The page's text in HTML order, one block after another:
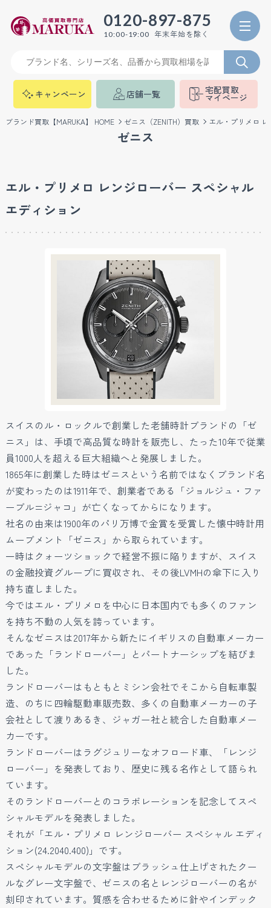
0120-897-875
10:00-19:00 年末年始を除く
キャンペーン 店舗一覧 宅配買取
マイページ
ブランド買取【MARUKA】 HOME ゼニス（ZENITH）買取 エル・プリメロ
ゼニス
エル・プリメロ レンジローバー スペシャル
エディション
スイスのル・ロックルで創業した老舗時計ブランドの「ゼ
ニス」は、手頃で高品質な時計を販売し、たった10年で従業
員1000人を超える巨大組織へと発展しました。
1865年に創業した時はゼニスという名前ではなくブランド名
が変わったのは1911年で、創業者である「ジョルジュ・ファ
ーブル=ジャコ」が亡くなってからになります。
社名の由来は1900年のパリ万博で金賞を受賞した懐中時計用
ムーブメント「ゼニス」から取られています。
一時はクォーツショックで経営不振に陥りますが、スイス
の金融投資グループに買収され、その後LVMHの傘下に入り
持ち直しました。
今ではエル・プリメロを中心に日本国内でも多くのファン
を持ち不動の人気を誇っています。
そんなゼニスは2017年から新たにイギリスの自動車メーカー
であった「ランドローバー」とパートナーシップを結びま
した。
ランドローバーはもともとミシン会社でそこから自転車製
造、のちに四輪駆動車販売数、多くの自動車メーカーの子
会社として渡りあるき、ジャガー社と統合した自動車メー
カーです。
ランドローバーはラグジュリーなオフロード車、「レンジ
ローバー」を発表しており、歴史に残る名作として語られ
ています。
そのランドローバーとのコラボレーションを記念してスペ
シャルモデルを発表しました。
それが「エル・プリメロ レンジローバー スペシャル エディ
ション(24.2040.400)」です。
スペシャルモデルの文字盤はブラッシュ仕上げされたクー
ルなグレー文字盤で、ゼニスの名とレンジローバーの名が
刻印されています。質感を合わせるために針やインデック